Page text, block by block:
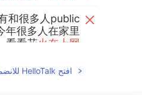
和很多人public
年很多人在家里
看看花火在上网
花，但是今年很
افتح HelloTalk للانضمام الى المحادثة